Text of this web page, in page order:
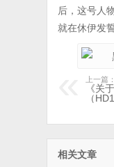
后，这号人
就在休伊发
上一篇：
《关
（
相关文章